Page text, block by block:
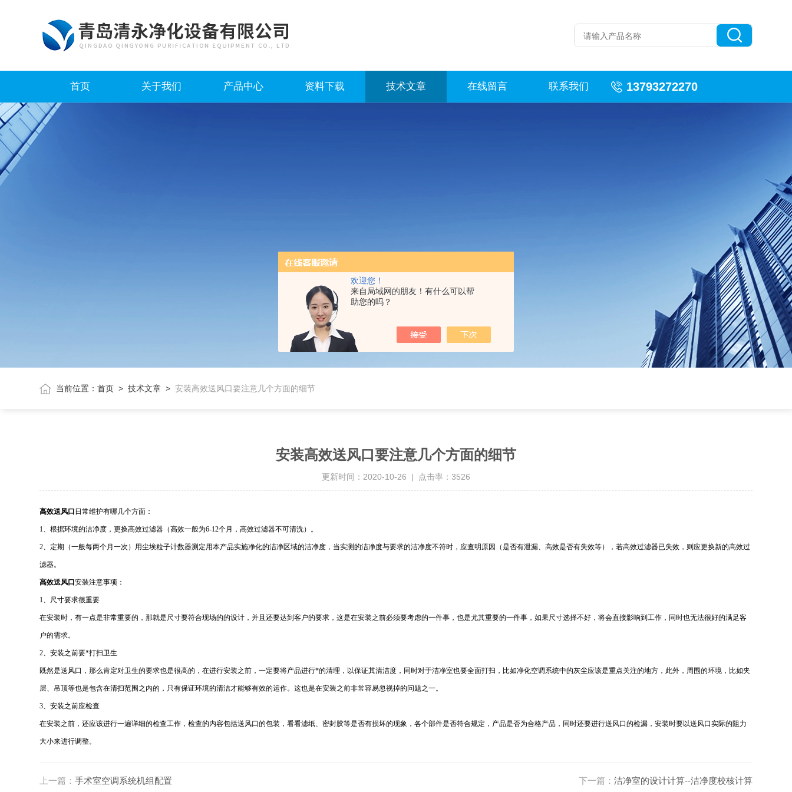
欢迎您！
来自局域网的朋友！有什么可以帮
助您的吗？
首页 关于我们 产品中心 资料下载 技术文章 在线留言 联系我们 13793272270
当前位置：首页 >技术文章 >安装高效送风口要注意几个方面的细节
安装高效送风口要注意几个方面的细节
更新时间：2020-10-26 | 点击率：3526
高效送风口 日常维护有哪几个方面：
1、根据环境的洁净度，更换高效过滤器（高效一般为6-12个月，高效过滤器不可清洗）。
2、定期（一般每两个月一次）用尘埃粒子计数器测定用本产品实施净化的洁净区域的洁净度，当实测的洁净度与要求的洁净度不符时，应查明原因（是否有泄漏、高效是否有失效等），若高效过滤器已失效，则应更换新的高效过
滤器。
高效送风口安装注意事项：
1、尺寸要求很重要
在安装时，有一点是非常重要的，那就是尺寸要符合现场的的设计，并且还要达到客户的要求，这是在安装之前必须要考虑的一件事，也是尤其重要的一件事，如果尺寸选择不好，将会直接影响到工作，同时也无法很好的满足客
户的需求。
2、安装之前要*打扫卫生
既然是送风口，那么肯定对卫生的要求也是很高的，在进行安装之前，一定要将产品进行*的清理，以保证其清洁度，同时对于洁净室也要全面打扫，比如净化空调系统中的灰尘应该是重点关注的地方，此外，周围的环境，比如夹
层、吊顶等也是包含在清扫范围之内的，只有保证环境的清洁才能够有效的运作。这也是在安装之前非常容易忽视掉的问题之一。
3、安装之前应检查
在安装之前，还应该进行一遍详细的检查工作，检查的内容包括送风口的包装，看看滤纸、密封胶等是否有损坏的现象，各个部件是否符合规定，产品是否为合格产品，同时还要进行送风口的检漏，安装时要以送风口实际的阻力
大小来进行调整。
上一篇：手术室空调系统机组配置 下一篇： 洁净室的设计计算--洁净度校核计算